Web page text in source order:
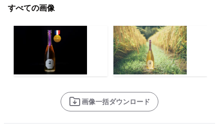
すべての画像
画像一括ダウンロード